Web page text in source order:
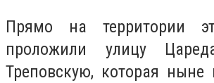
Прямо на территории
проложили улицу
Треповскую, которая ныне